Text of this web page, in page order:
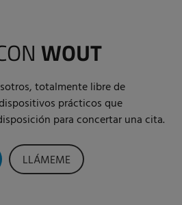
WOUT
totalmente libre de
prácticos que
para concertar una cita.
LLÁMEME